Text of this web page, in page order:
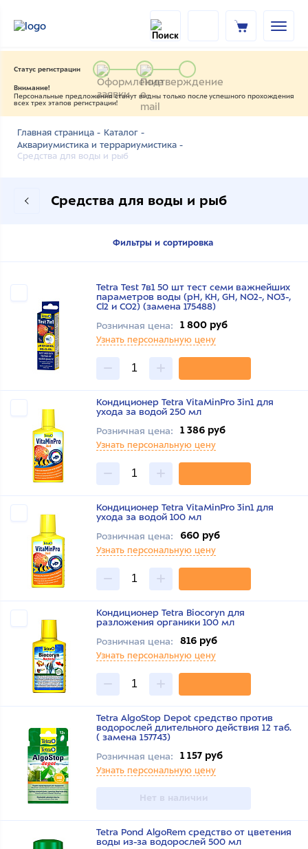
Статус регистрации
Внимание!
Персональные предложения станут видны только после успешного прохождения
всех трех этапов регистрации!
Главная страница - Каталог -
Аквариумистика и террариумистика -
Средства для воды и рыб
Средства для воды и рыб
Фильтры и сортировка
Tetra Test 7в1 50 шт тест семи важнейших
параметров воды (pH, KH, GH, NO2-, NO3-,
Cl2 и CO2) (замена 175488)
Розничная цена:
1 800 руб
Узнать персональную цену
Кондиционер Tetra VitaMinPro 3in1 для
ухода за водой 250 мл
Розничная цена:
1 386 руб
Узнать персональную цену
Кондиционер Tetra VitaMinPro 3in1 для
ухода за водой 100 мл
Розничная цена:
660 руб
Узнать персональную цену
Кондиционер Tetra Biocoryn для
разложения органики 100 мл
Розничная цена:
816 руб
Узнать персональную цену
Tetra AlgoStop Depot средство против
водорослей длительного действия 12 таб.
( замена 157743)
Розничная цена:
1 157 руб
Узнать персональную цену
Нет в наличии
Tetra Pond AlgoRem средство от цветения
воды из-за водорослей 500 мл